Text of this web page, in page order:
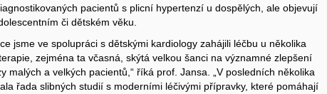
pacientů s plicní hypertenzí u dospělých, ale objevují
či dětském věku.
jsme ve spolupráci s dětskými kardiology zahájili léčbu u několika
zejména ta včasná, skýtá velkou šanci na významné zlepšení
malých a velkých pacientů,“ říká prof. Jansa. „V posledních několika
řada slibných studií s moderními léčivými přípravky, které pomáhají